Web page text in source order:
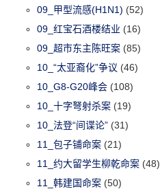
09_甲型流感(H1N1) (52)
09_红宝石酒楼结业 (16)
09_超市东主陈旺案 (85)
10_“太亚裔化”争议 (46)
10_G8-G20峰会 (108)
10_十字弩射杀案 (19)
10_法登“间谍论” (31)
11_包子铺命案 (21)
11_约大留学生柳乾命案 (48)
11_韩建国命案 (50)